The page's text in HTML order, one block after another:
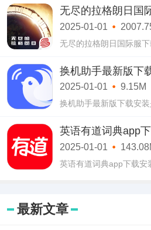
在无尽的拉格朗日下载免
游戏玩家们提供了他们最
斗机。
无尽的拉格朗日国
2025-01-01
无尽的拉格朗日国际服下
无尽的拉格朗日国际服下
们采用了科幻元素融入
换机助手最新版下
2025-01-01 9.15M
换机助手最新版下载安装
助手最新版下载安装的体
到10M的体积，占用手机
何手机都
英语有道词典app
2025-01-01
英语有道词典app下载安
装中收
最新文章